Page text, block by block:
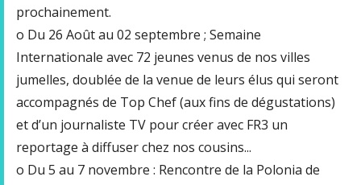
prochainement.
o Du 26 Août au 02 septembre ; Semaine
Internationale avec 72 jeunes venus de nos villes
jumelles, doublée de la venue de leurs élus qui seront
accompagnés de Top Chef (aux fins de dégustations)
et d’un journaliste TV pour créer avec FR3 un
reportage à diffuser chez nos cousins...
o Du 5 au 7 novembre : Rencontre de la Polonia de